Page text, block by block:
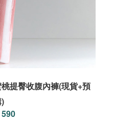
提臀收腹內褲(現貨+預